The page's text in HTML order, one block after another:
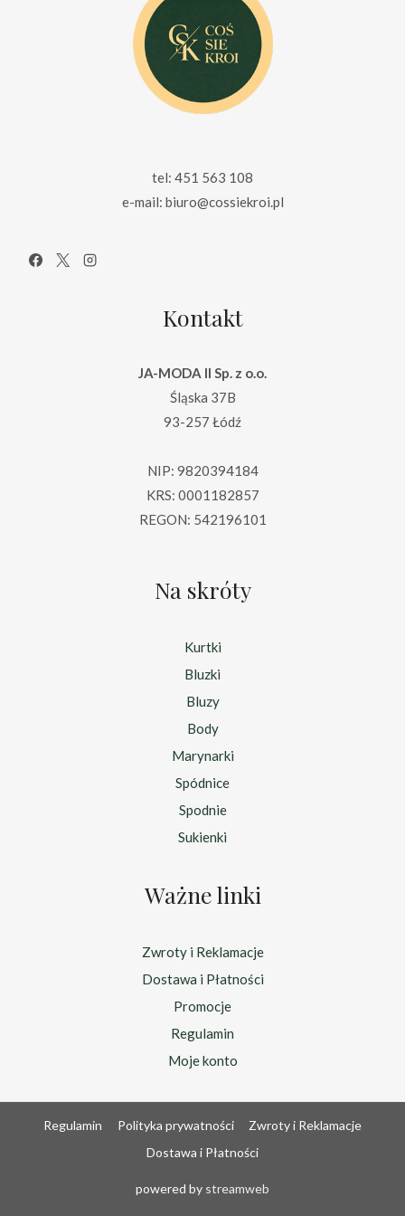
tel: 451 563 108
e-mail: biuro@cossiekroi.pl
Kontakt
JA-MODA II Sp. z o.o.
Śląska 37B
93-257 Łódź
NIP: 9820394184
KRS: 0001182857
REGON: 542196101
Na skróty
Kurtki
Bluzki
Bluzy
Body
Marynarki
Spódnice
Spodnie
Sukienki
Ważne linki
Zwroty i Reklamacje
Dostawa i Płatności
Promocje
Regulamin
Moje konto
Regulamin Polityka prywatności
Zwroty i Reklamacje
Dostawa i Płatności
powered by streamweb